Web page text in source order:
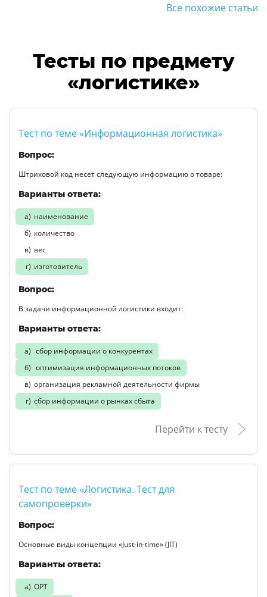
Все похожие статьи
Тесты по предмету
«логистике»
Тест по теме «Информационная логистика»
Вопрос:
Штриховой код несет следующую информацию о товаре:
Варианты ответа:
наименование
количество
вес
изготовитель
Вопрос:
В задачи информационной логистики входит:
Варианты ответа:
сбор информации о конкурентах
оптимизация информационных потоков
организация рекламной деятельности фирмы
сбор информации о рынках сбыта
Перейти к тесту
Тест по теме «Логистика. Тест для
самопроверки»
Вопрос:
Основные виды концепции «Just-in-time» (JIT)
Варианты ответа:
ОРТ